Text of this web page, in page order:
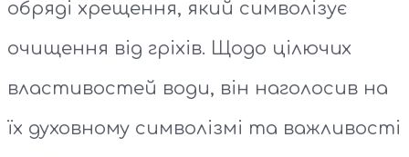
обряді хрещення, який символізує
очищення від гріхів. Щодо цілючих
властивостей води, він наголосив на
їх духовному символізмі та важливості